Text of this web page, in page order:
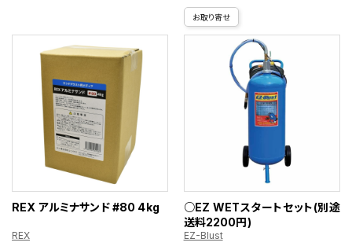
REX アルミナサンド #80 4kg
REX
お取り寄せ
○EZ WETスタートセット(別途
送料2200円)
EZ-Blust